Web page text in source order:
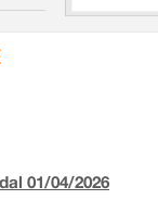
01/04/2026